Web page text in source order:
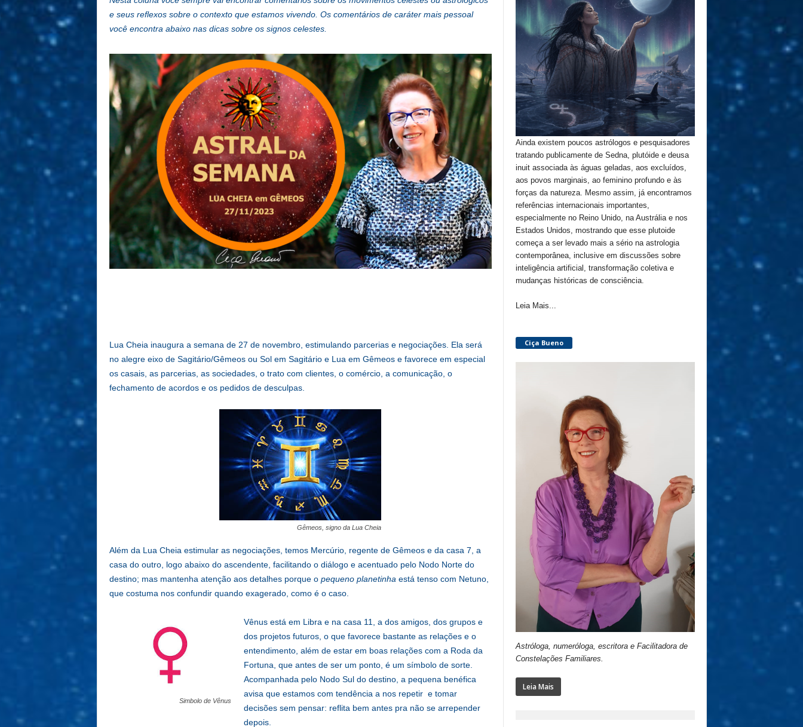
e seus reflexos sobre o contexto que estamos vivendo. Os comentários de caráter mais pessoal
você encontra abaixo nas dicas sobre os signos celestes.
Lua Cheia inaugura a semana de 27 de novembro, estimulando parcerias e negociações. Ela será
no alegre eixo de Sagitário/Gêmeos ou Sol em Sagitário e Lua em Gêmeos e favorece em especial
os casais, as parcerias, as sociedades, o trato com clientes, o comércio, a comunicação, o
fechamento de acordos e os pedidos de desculpas.
Gêmeos, signo da Lua Cheia
Além da Lua Cheia estimular as negociações, temos Mercúrio, regente de Gêmeos e da casa 7, a
casa do outro, logo abaixo do ascendente, facilitando o diálogo e acentuado pelo Nodo Norte do
destino; mas mantenha atenção aos detalhes porque o pequeno planetinha está tenso com Netuno,
que costuma nos confundir quando exagerado, como é o caso.
Simbolo de Vênus
Vênus está em Libra e na casa 11, a dos amigos, dos grupos e
dos projetos futuros, o que favorece bastante as relações e o
entendimento, além de estar em boas relações com a Roda da
Fortuna, que antes de ser um ponto, é um símbolo de sorte.
Acompanhada pelo Nodo Sul do destino, a pequena benéfica
avisa que estamos com tendência a nos repetir e tomar
decisões sem pensar: reflita bem antes pra não se arrepender
depois.
Ainda existem poucos astrólogos e pesquisadores
tratando publicamente de Sedna, plutóide e deusa
inuit associada às águas geladas, aos excluídos,
aos povos marginais, ao feminino profundo e às
forças da natureza. Mesmo assim, já encontramos
referências internacionais importantes,
especialmente no Reino Unido, na Austrália e nos
Estados Unidos, mostrando que esse plutoide
começa a ser levado mais a sério na astrologia
contemporânea, inclusive em discussões sobre
inteligência artificial, transformação coletiva e
mudanças históricas de consciência.
Leia Mais...
Ciça Bueno
Astróloga, numeróloga, escritora e Facilitadora de
Constelações Familiares.
Leia Mais